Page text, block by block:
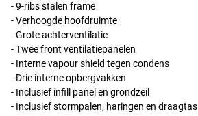
- 9-ribs stalen frame
- Verhoogde hoofdruimte
- Grote achterventilatie
- Twee front ventilatiepanelen
- Interne vapour shield tegen condens
- Drie interne opbergvakken
- Inclusief infill panel en grondzeil
- Inclusief stormpalen, haringen en draagtas